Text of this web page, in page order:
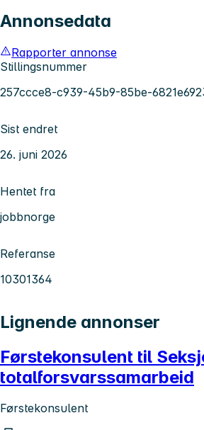
Annonsedata
Rapporter annonse
Stillingsnummer
257ccce8-c939-45b9-85be-
Sist endret
26. juni 2026
Hentet fra
jobbnorge
Referanse
10301364
Lignende annonser
Førstekonsulent til
totalforsvarssamarbeid
Førstekonsulent